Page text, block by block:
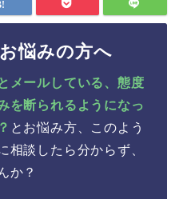
悩みの方へ
メールしている、態度
を断られるようになっ
とお悩み方、このよう
相談したら分からず、
か？